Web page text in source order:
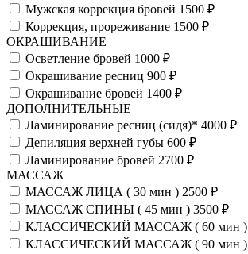
Мужская коррекция бровей 1500 ₽
Коррекция, прореживание 1500 ₽
ОКРАШИВАНИЕ
Осветление бровей 1000 ₽
Окрашивание ресниц 900 ₽
Окрашивание бровей 1400 ₽
ДОПОЛНИТЕЛЬНЫЕ
Ламинирование ресниц (сидя)* 4000 ₽
Депиляция верхней губы 600 ₽
Ламинирование бровей 2700 ₽
МАССАЖ
МАССАЖ ЛИЦА ( 30 мин ) 2500 ₽
МАССАЖ СПИНЫ ( 45 мин ) 3500 ₽
КЛАССИЧЕСКИЙ МАССАЖ ( 60 мин )
КЛАССИЧЕСКИЙ МАССАЖ ( 90 мин )